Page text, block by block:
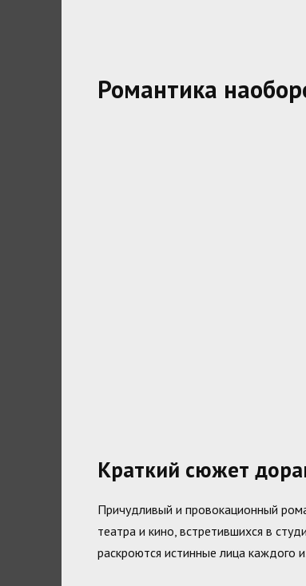
Романтика
Краткий сюжет
Причудливый и провокационный
театра и кино, встретившихся в
раскроются истинные лица каждого